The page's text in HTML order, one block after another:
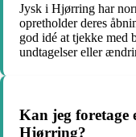
Jysk i Hjørring har
opretholder deres
god idé at tjekke med
undtagelser eller
Kan jeg foretage
Hjørring?